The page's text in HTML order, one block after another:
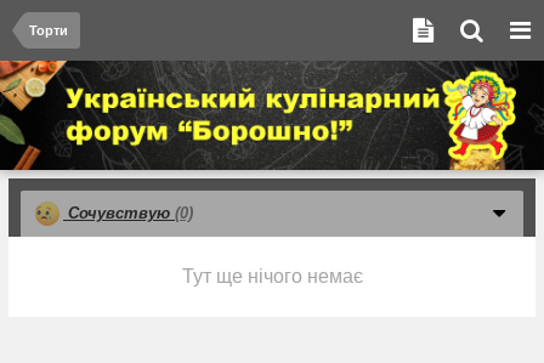
Торти
Сочувствую (0)
Тут ще нічого немає